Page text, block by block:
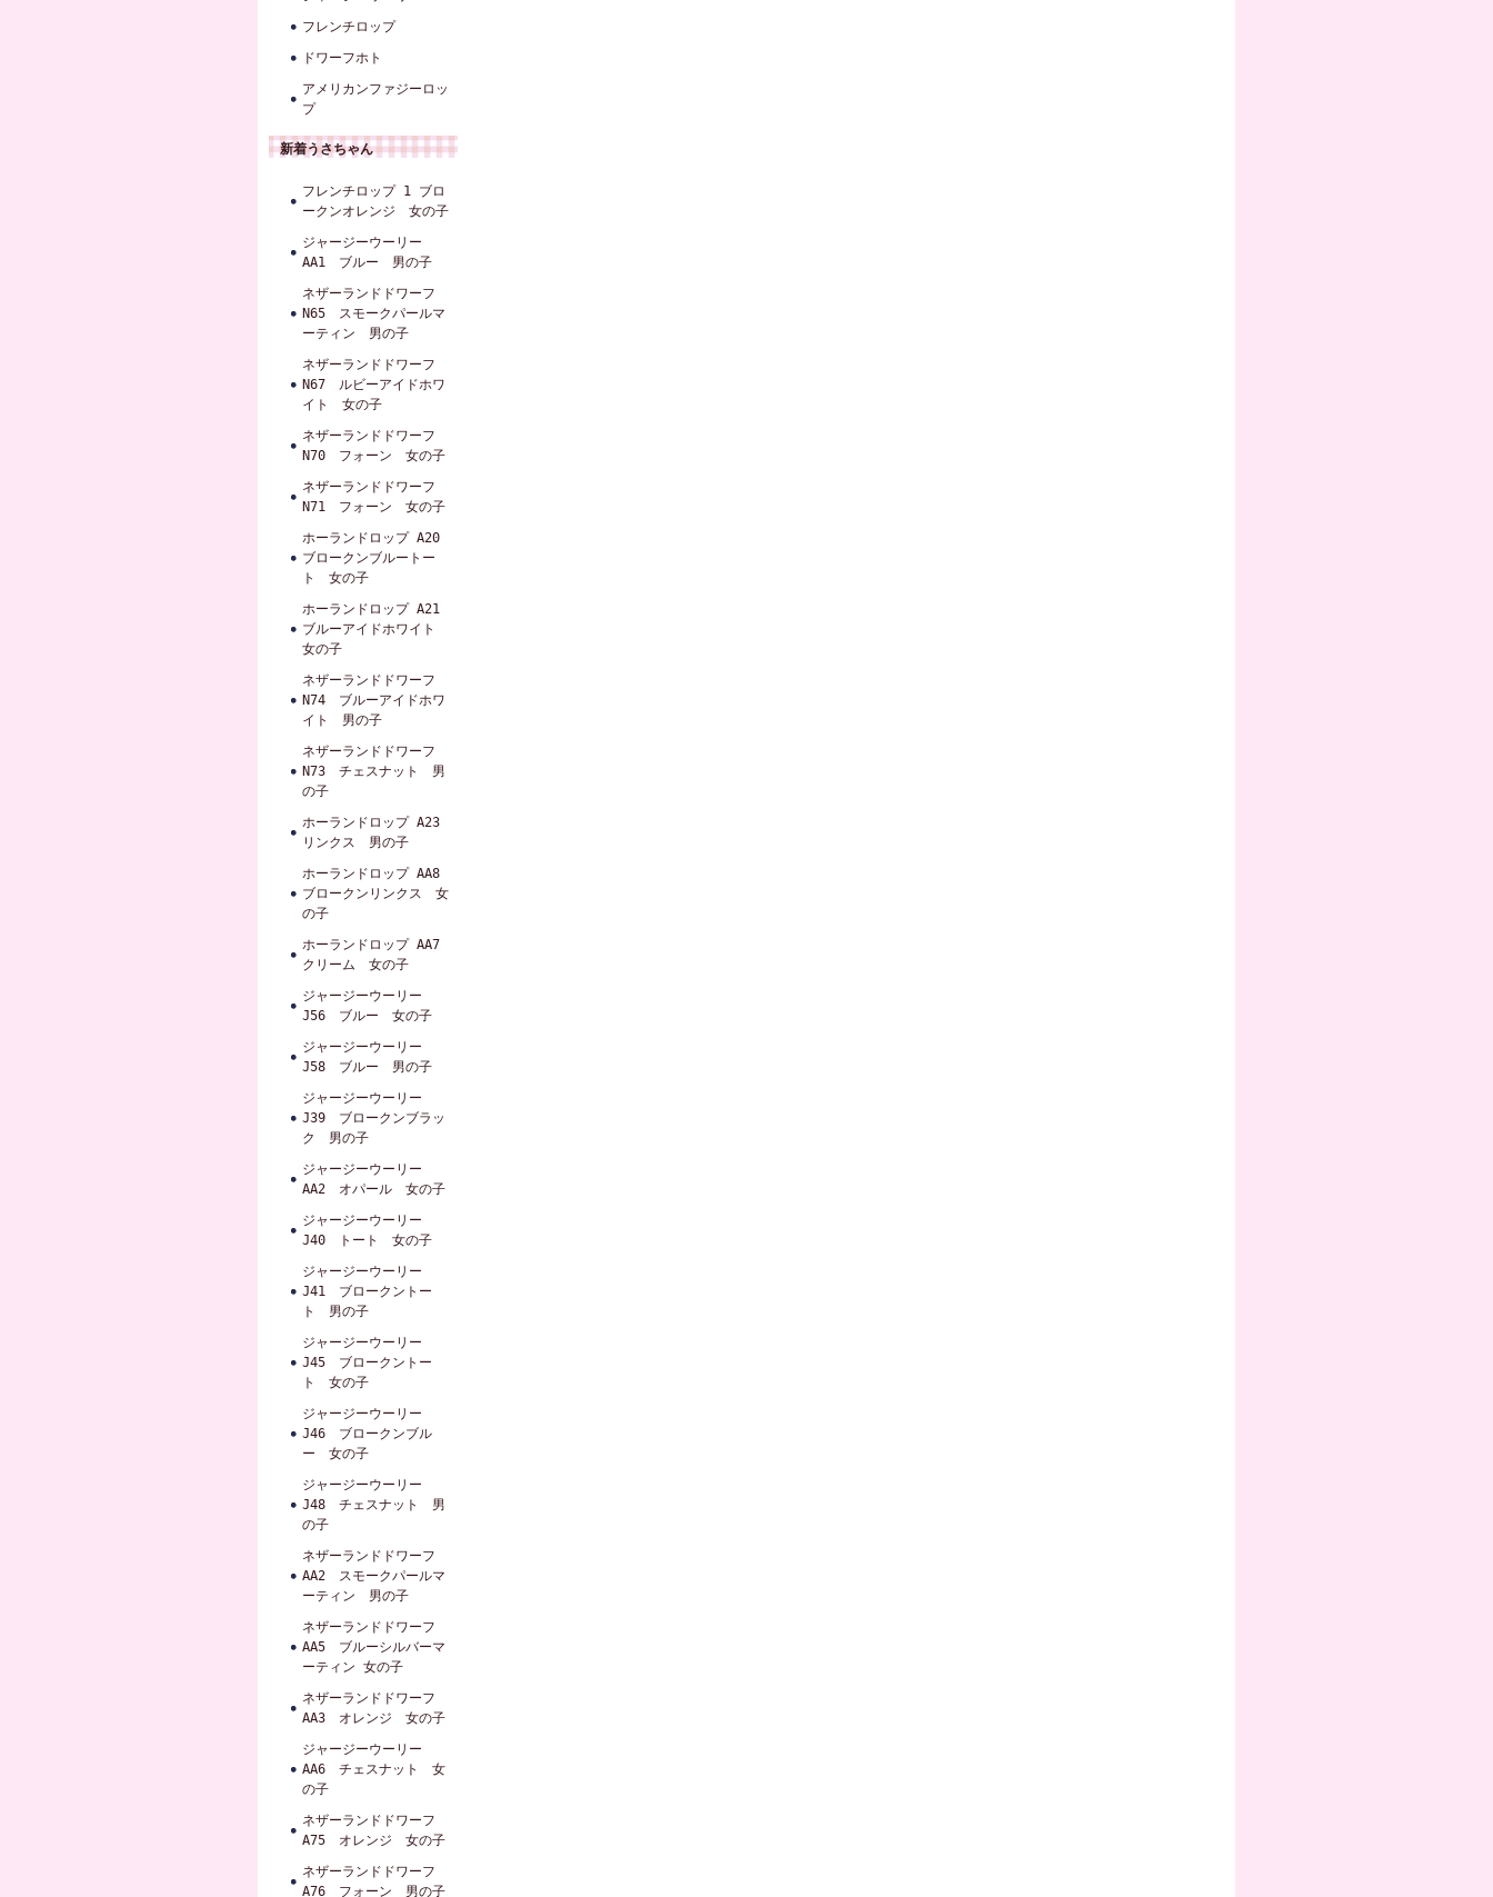
フレンチロップ
ドワーフホト
アメリカンファジーロッ
プ
新着うさちゃん
フレンチロップ 1 ブロ
ークンオレンジ 女の子
ジャージーウーリー
AA1 ブルー 男の子
ネザーランドドワーフ
N65 スモークパールマ
ーティン 男の子
ネザーランドドワーフ
N67 ルビーアイドホワ
イト 女の子
ネザーランドドワーフ
N70 フォーン 女の子
ネザーランドドワーフ
N71 フォーン 女の子
ホーランドロップ A20
ブロークンブルートー
ト 女の子
ホーランドロップ A21
ブルーアイドホワイト
女の子
ネザーランドドワーフ
N74 ブルーアイドホワ
イト 男の子
ネザーランドドワーフ
N73 チェスナット 男
の子
ホーランドロップ A23
リンクス 男の子
ホーランドロップ AA8
ブロークンリンクス 女
の子
ホーランドロップ AA7
クリーム 女の子
ジャージーウーリー
J56 ブルー 女の子
ジャージーウーリー
J58 ブルー 男の子
ジャージーウーリー
J39 ブロークンブラッ
ク 男の子
ジャージーウーリー
AA2 オパール 女の子
ジャージーウーリー
J40 トート 女の子
ジャージーウーリー
J41 ブロークントー
ト 男の子
ジャージーウーリー
J45 ブロークントー
ト 女の子
ジャージーウーリー
J46 ブロークンブル
ー 女の子
ジャージーウーリー
J48 チェスナット 男
の子
ネザーランドドワーフ
AA2 スモークパールマ
ーティン 男の子
ネザーランドドワーフ
AA5 ブルーシルバーマ
ーティン 女の子
ネザーランドドワーフ
AA3 オレンジ 女の子
ジャージーウーリー
AA6 チェスナット 女
の子
ネザーランドドワーフ
A75 オレンジ 女の子
ネザーランドドワーフ
A76 フォーン 男の子